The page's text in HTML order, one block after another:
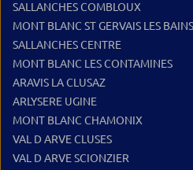
SALLANCHES COMBLOUX
MONT BLANC ST GERVAIS LES BAINS
SALLANCHES CENTRE
MONT BLANC LES CONTAMINES
ARAVIS LA CLUSAZ
ARLYSERE UGINE
MONT BLANC CHAMONIX
VAL D ARVE CLUSES
VAL D ARVE SCIONZIER